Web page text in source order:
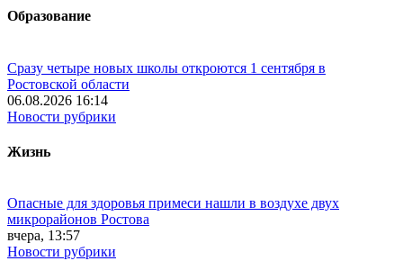
Образование
Сразу четыре новых школы откроются 1 сентября в
Ростовской области
06.08.2026 16:14
Новости рубрики
Жизнь
Опасные для здоровья примеси нашли в воздухе двух
микрорайонов Ростова
вчера, 13:57
Новости рубрики